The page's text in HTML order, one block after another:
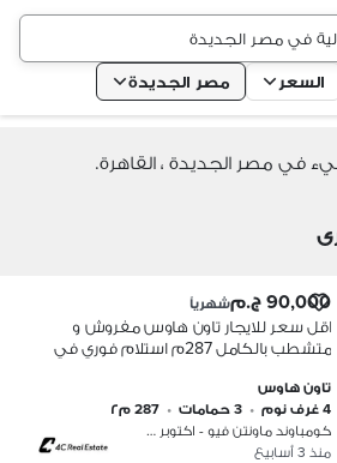
في مصر الجديدة
السعر مصر الجديدة
في مصر الجديدة ، القاهرة.
90,000 ج.م شهرياً
اقل سعر للايجار تاون هاوس مفروش و
متشطب بالكامل 287م استلام فوري في
الشمالية Mountain view october park
تاون هاوس
4 غرف نوم
• 3 حمامات • 287 م٢
كومباوند ماونتن فيو - اكتوبر بارك، …
منذ 3 أسابيع